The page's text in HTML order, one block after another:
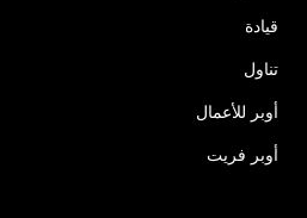
قيادة
تناول
أوبر للأعمال
أوبر فريت